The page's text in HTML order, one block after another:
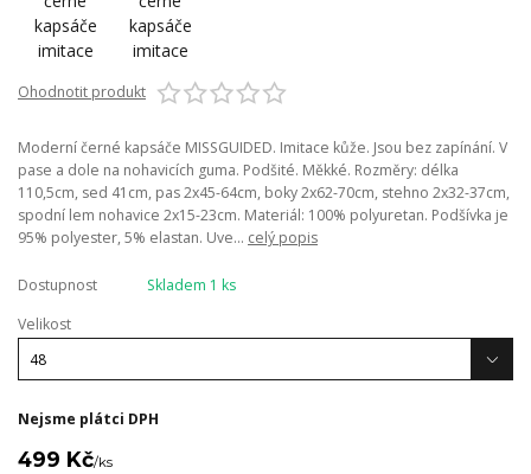
Ohodnotit produkt
Moderní černé kapsáče MISSGUIDED. Imitace kůže. Jsou bez zapínání. V
pase a dole na nohavicích guma. Podšité. Měkké. Rozměry: délka
110,5cm, sed 41cm, pas 2x45-64cm, boky 2x62-70cm, stehno 2x32-37cm,
spodní lem nohavice 2x15-23cm. Materiál: 100% polyuretan. Podšívka je
95% polyester, 5% elastan. Uve... celý popis
Dostupnost
Skladem 1 ks
Velikost
Nejsme plátci DPH
499 Kč/ks